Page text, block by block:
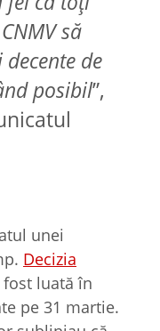
să
de
posibil”,
unei
Decizia
fost luată în
pe 31 martie.